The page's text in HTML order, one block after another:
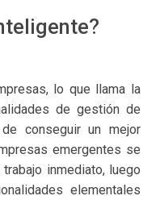
lo que llama la
de gestión de
conseguir un mejor
emergentes se
inmediato, luego
elementales